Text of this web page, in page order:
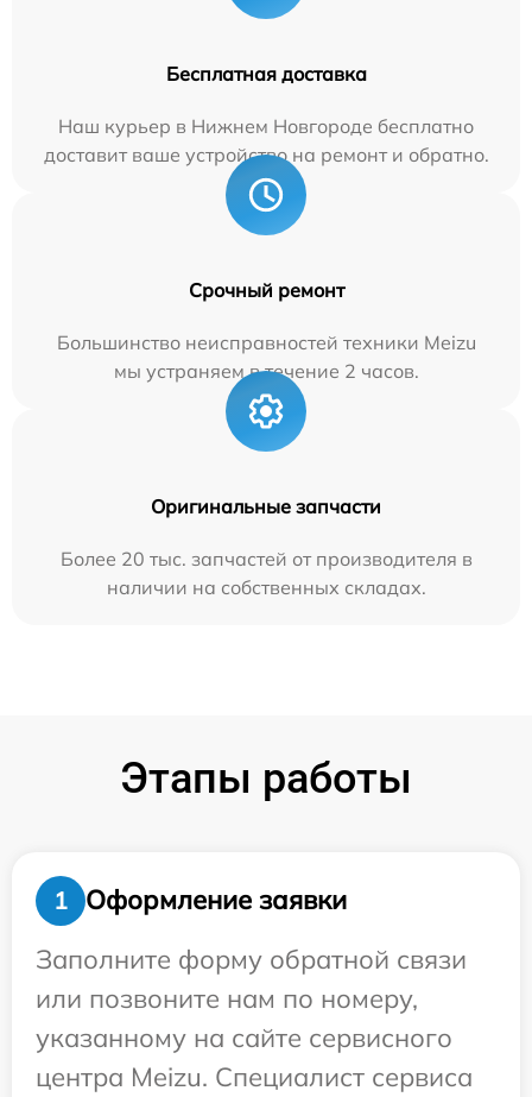
Бесплатная доставка
Наш курьер в Нижнем Новгороде бесплатно
доставит ваше устройство на ремонт и обратно.
Срочный ремонт
Большинство неисправностей техники Meizu
мы устраняем в течение 2 часов.
Оригинальные запчасти
Более 20 тыс. запчастей от производителя в
наличии на собственных складах.
Этапы работы
1
Оформление заявки
Заполните форму обратной связи
или позвоните нам по номеру,
указанному на сайте сервисного
центра Meizu. Специалист сервиса